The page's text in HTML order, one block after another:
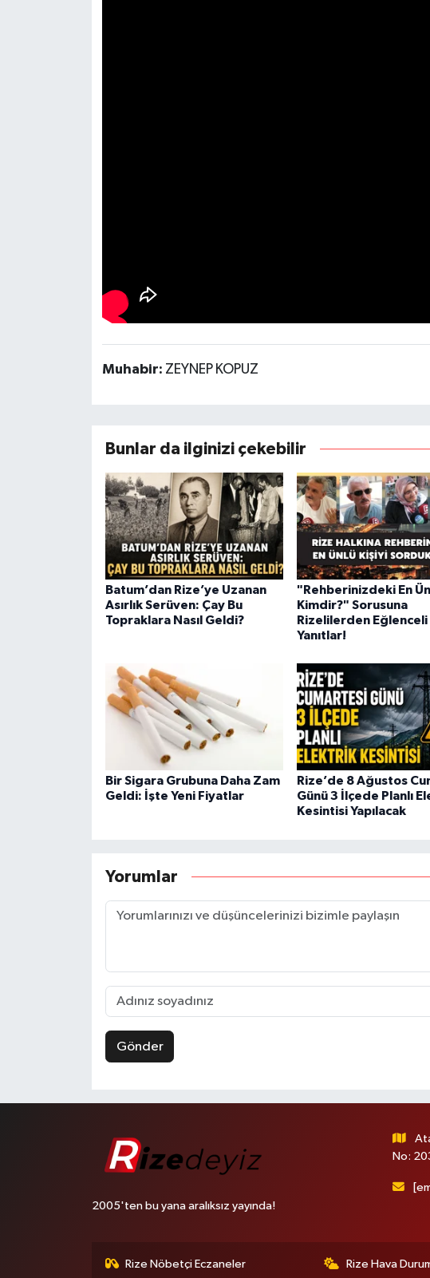
Muhabir: ZEYNEP KOPUZ
Bunlar da ilginizi çekebilir
Batum’dan Rize’ye Uzanan
Asırlık Serüven: Çay Bu
Topraklara Nasıl Geldi?
"Rehberinizdeki En
Kimdir?" Sorusuna
Rizelilerden Eğlenceli
Yanıtlar!
Bir Sigara Grubuna Daha Zam
Geldi: İşte Yeni Fiyatlar
Rize’de 8 Ağustos
Günü 3 İlçede Planlı
Kesintisi Yapılacak
Yorumlar
Gönder
2005'ten bu yana aralıksız yayında!
No:
Rize Nöbetçi Eczaneler Rize Hava